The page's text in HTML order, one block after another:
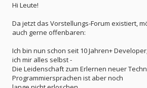
Hi Leute!
Da jetzt das Vorstellungs-Forum existiert,
auch gerne offenbaren:
Ich bin nun schon seit 10 Jahren+
ich mir alles selbst -
Die Leidenschaft zum Erlernen neuer
Programmiersprachen ist aber noch